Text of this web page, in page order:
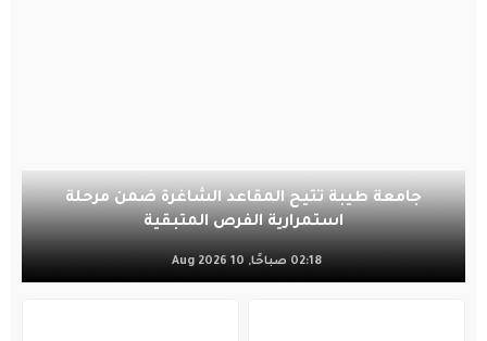
جامعة طيبة تتيح المقاعد الشاغرة ضمن مرحلة
استمرارية الفرص المتبقية
02:18 صباحًا, 10 Aug 2026